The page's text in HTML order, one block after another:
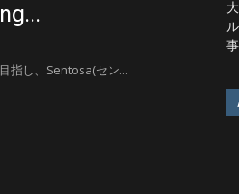
指し、Sentosa(セン...